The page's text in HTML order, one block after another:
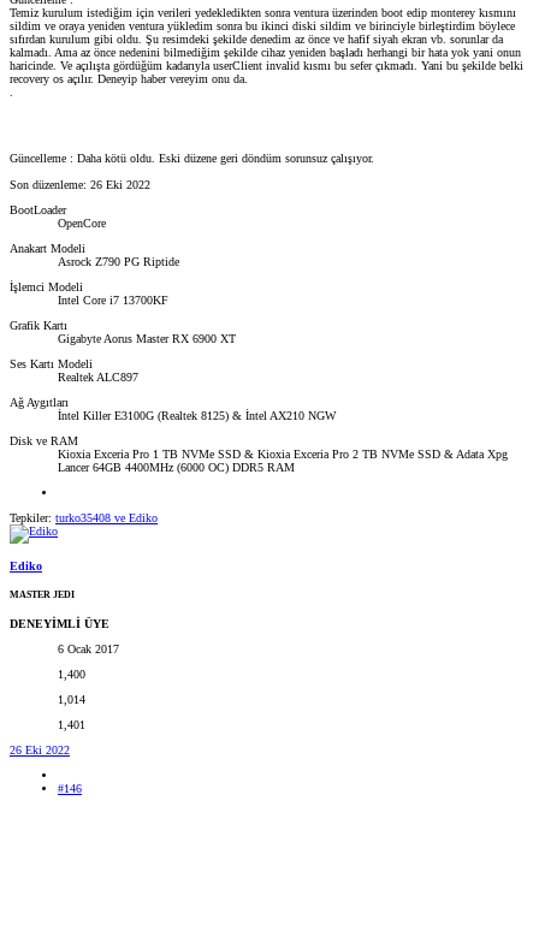
Temiz kurulum istediğim için verileri yedekledikten sonra ventura üzerinden boot edip monterey kısmını
sildim ve oraya yeniden ventura yükledim sonra bu ikinci diski sildim ve birinciyle birleştirdim böylece
sıfırdan kurulum gibi oldu. Şu resimdeki şekilde denedim az önce ve hafif siyah ekran vb. sorunlar da
kalmadı. Ama az önce nedenini bilmediğim şekilde cihaz yeniden başladı herhangi bir hata yok yani onun
haricinde. Ve açılışta gördüğüm kadarıyla userClient invalid kısmı bu sefer çıkmadı. Yani bu şekilde belki
recovery os açılır. Deneyip haber vereyim onu da.
Güncelleme : Daha kötü oldu. Eski düzene geri döndüm sorunsuz çalışıyor.
Son düzenleme: 26 Eki 2022
BootLoader
OpenCore
Anakart Modeli
Asrock Z790 PG Riptide
İşlemci Modeli
Intel Core i7 13700KF
Grafik Kartı
Gigabyte Aorus Master RX 6900 XT
Ses Kartı Modeli
Realtek ALC897
Ağ Aygıtları
İntel Killer E3100G (Realtek 8125) & İntel AX210 NGW
Disk ve RAM
Kioxia Exceria Pro 1 TB NVMe SSD & Kioxia Exceria Pro 2 TB NVMe SSD & Adata Xpg
Lancer 64GB 4400MHz (6000 OC) DDR5 RAM
Tepkiler: turko35408 ve Ediko
Ediko
MASTER JEDI
DENEYİMLİ ÜYE
6 Ocak 2017
1,400
1,014
1,401
26 Eki 2022
#146